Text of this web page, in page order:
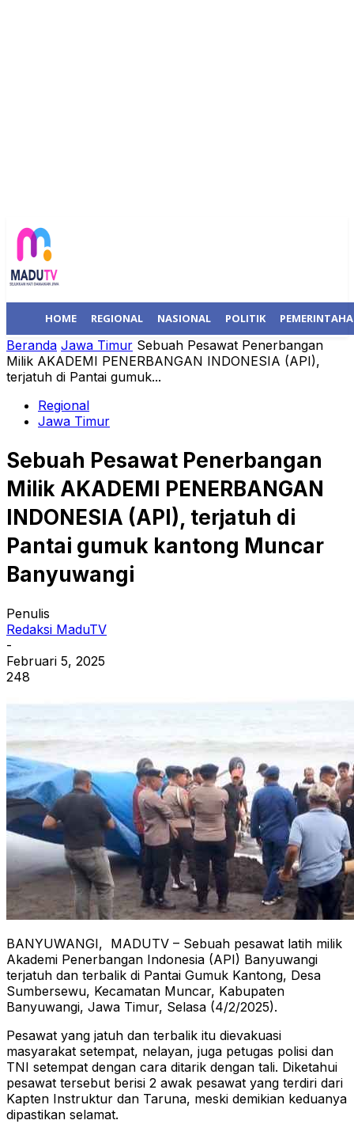
HOME REGIONAL NASIONAL POLITIK
Beranda Jawa Timur Sebuah Pesawat Penerbangan
Milik AKADEMI PENERBANGAN INDONESIA (API),
terjatuh di Pantai gumuk...
Regional
Jawa Timur
Sebuah Pesawat Penerbangan
Milik AKADEMI PENERBANGAN
INDONESIA (API), terjatuh di
Pantai gumuk kantong Muncar
Banyuwangi
Penulis
Redaksi MaduTV
-
Februari 5, 2025
248
BANYUWANGI, MADUTV – Sebuah pesawat latih milik
Akademi Penerbangan Indonesia (API) Banyuwangi
terjatuh dan terbalik di Pantai Gumuk Kantong, Desa
Sumbersewu, Kecamatan Muncar, Kabupaten
Banyuwangi, Jawa Timur, Selasa (4/2/2025).
Pesawat yang jatuh dan terbalik itu dievakuasi
masyarakat setempat, nelayan, juga petugas polisi dan
TNI setempat dengan cara ditarik dengan tali. Diketahui
pesawat tersebut berisi 2 awak pesawat yang terdiri dari
Kapten Instruktur dan Taruna, meski demikian keduanya
dipastikan selamat.